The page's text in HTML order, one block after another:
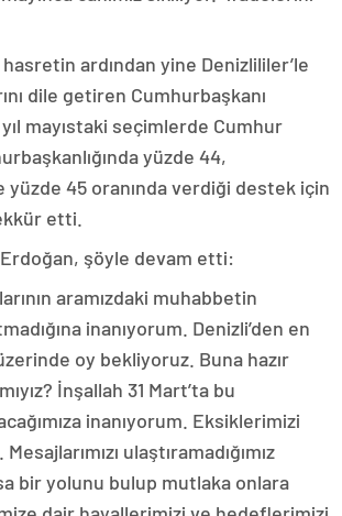
hasretin ardından yine Denizlililer’le
dile getiren Cumhurbaşkanı
mayıstaki seçimlerde Cumhur
yüzde 44,
45 oranında verdiği destek için
etti.
şöyle devam etti:
aramızdaki muhabbetin
inanıyorum. Denizli’den en
oy bekliyoruz. Buna hazır
İnşallah 31 Mart’ta bu
inanıyorum. Eksiklerimizi
ulaştıramadığımız
bir yolunu bulup mutlaka onlara